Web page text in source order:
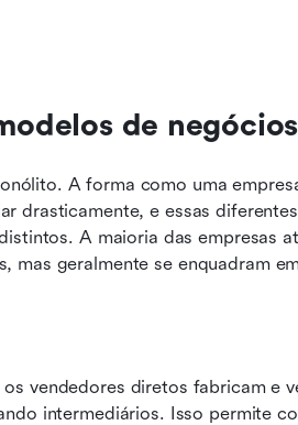
de
A forma como uma
drasticamente, e essas
A maioria das empresas
mas geralmente se enquadram
vendedores diretos fabricam e
intermediários. Isso permite